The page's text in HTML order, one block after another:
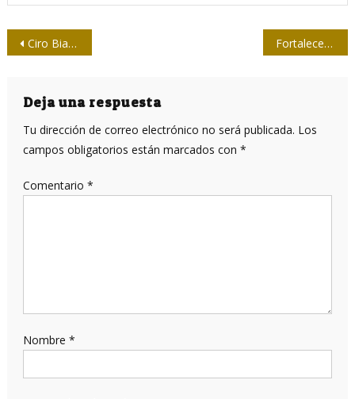
Navegación
entradas
Ciro Bianchi, cronista y confesor Fortalecen nexos organizaciones periodísticas de Cuba y China
Deja una respuesta
Tu dirección de correo electrónico no será publicada. Los
campos obligatorios están marcados con *
Comentario *
Nombre *